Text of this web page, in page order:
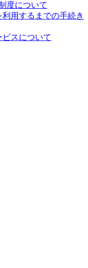
度について
用するまでの⼿続き
スについて